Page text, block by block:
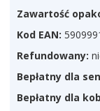
Zawartość
Kod EAN:
Refundowany:
Bepłatny dla
Bepłatny dla